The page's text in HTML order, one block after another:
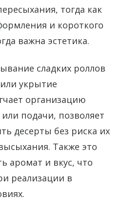
тогда как
и короткого
важна эстетика.
сладких роллов
укрытие
организацию
подачи, позволяет
десерты без риска их
Также это
аромат и вкус, что
реализации в